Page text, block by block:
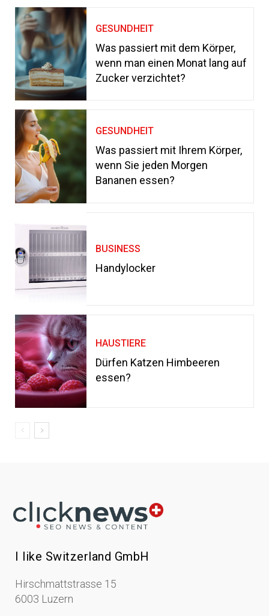
GESUNDHEIT
Was passiert mit dem Körper,
wenn man einen Monat lang auf
Zucker verzichtet?
GESUNDHEIT
Was passiert mit Ihrem Körper,
wenn Sie jeden Morgen
Bananen essen?
BUSINESS
Handylocker
HAUSTIERE
Dürfen Katzen Himbeeren
essen?
I like Switzerland GmbH
Hirschmattstrasse 15
6003 Luzern